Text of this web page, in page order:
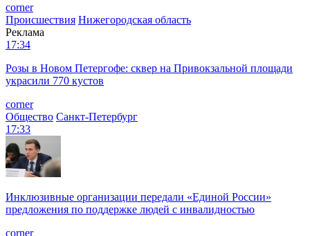
corner
Происшествия Нижегородская область
Реклама
17:34
Розы в Новом Петергофе: сквер на Привокзальной площади
украсили 770 кустов
corner
Общество Санкт-Петербург
17:33
Инклюзивные организации передали «Единой России»
предложения по поддержке людей с инвалидностью
corner